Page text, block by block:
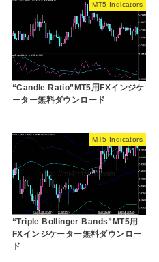
MT5 Indicators
“Candle Ratio”MT5用FXインジケ
ーター無料ダウンロード
MT5 Indicators
“Triple Bollinger Bands”MT5用
FXインジケーター無料ダウンロー
ド